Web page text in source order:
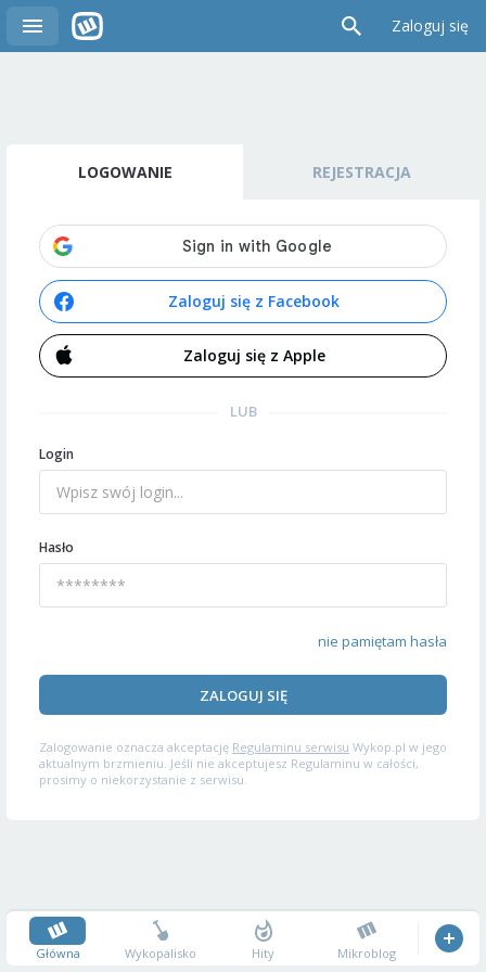
Zaloguj się
LOGOWANIE REJESTRACJA
Zaloguj się z Facebook
Zaloguj się z Apple
LUB
Login
Hasło
nie pamiętam hasła
ZALOGUJ SIĘ
Zalogowanie oznacza akceptację Regulaminu serwisu Wykop.pl w jego
aktualnym brzmieniu. Jeśli nie akceptujesz Regulaminu w całości,
prosimy o niekorzystanie z serwisu.
Główna Wykopalisko Hity Mikroblog